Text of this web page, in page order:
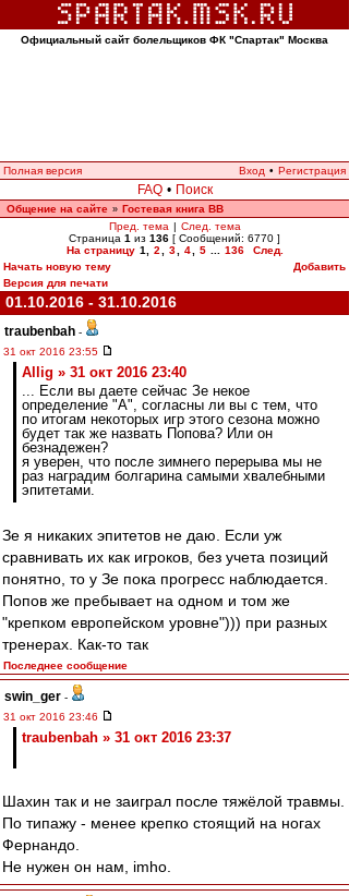
Официальный сайт болельщиков ФК "Спартак" Москва
Полная версия Вход • Регистрация
FAQ • Поиск
Общение на сайте » Гостевая книга ВВ
Пред. тема | След. тема
Страница 1 из 136 [ Сообщений: 6770 ]
На страницу 1 2 3 4 5 136
След.
Начать новую тему
Добавить
Версия для печати
01.10.2016 - 31.10.2016
traubenbah -
31 окт 2016 23:55
Allig » 31 окт 2016 23:40
... Если вы даете сейчас Зе некое
определение "А", согласны ли вы с тем, что
по итогам некоторых игр этого сезона можно
будет так же назвать Попова? Или он
безнадежен?
я уверен, что после зимнего перерыва мы не
раз наградим болгарина самыми хвалебными
эпитетами.
Зе я никаких эпитетов не даю. Если уж
сравнивать их как игроков, без учета позиций
понятно, то у Зе пока прогресс наблюдается.
Попов же пребывает на одном и том же
"крепком европейском уровне"))) при разных
тренерах. Как-то так
Последнее сообщение
swin_ger -
31 окт 2016 23:46
traubenbah » 31 окт 2016 23:37
Шахин так и не заиграл после тяжёлой травмы.
По типажу - менее крепко стоящий на ногах
Фернандо.
Не нужен он нам, imho.